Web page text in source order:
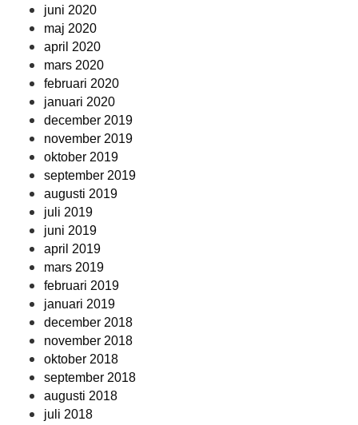
juni 2020
maj 2020
april 2020
mars 2020
februari 2020
januari 2020
december 2019
november 2019
oktober 2019
september 2019
augusti 2019
juli 2019
juni 2019
april 2019
mars 2019
februari 2019
januari 2019
december 2018
november 2018
oktober 2018
september 2018
augusti 2018
juli 2018